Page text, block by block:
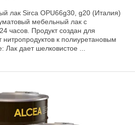
лак Sirca OPU66g30, g20 (Италия)
мебельный лак с
часов. Продукт создан для
нитропродуктов к полиуретановым
дает шелковистое ...